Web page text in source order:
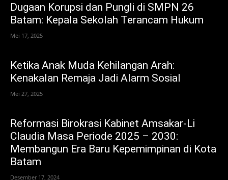
Dugaan Korupsi dan Pungli di SMPN 26
Batam: Kepala Sekolah Terancam Hukum
Mei 17, 2025
Ketika Anak Muda Kehilangan Arah:
Kenakalan Remaja Jadi Alarm Sosial
Mei 27, 2025
Reformasi Birokrasi Kabinet Amsakar-Li
Claudia Masa Periode 2025 – 2030:
Membangun Era Baru Kepemimpinan di Kota
Batam
Desember 17, 2024